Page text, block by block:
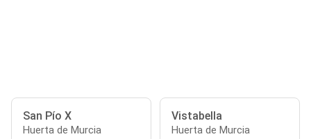
San Pío X
Huerta de Murcia
Vistabella
Huerta de Murcia